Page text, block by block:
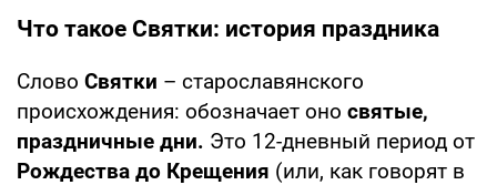
Что такое Святки: история праздника
Слово Святки – старославянского
происхождения: обозначает оно святые,
праздничные дни. Это 12-дневный период от
Рождества до Крещения (или, как говорят в